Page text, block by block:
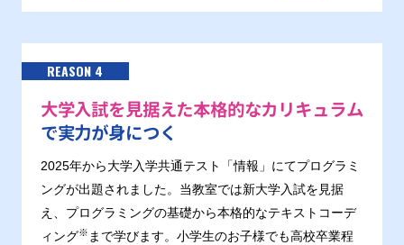
REASON 4
大学入試を見据えた本格的なカリキュラム
で実力が身につく
2025年から大学入学共通テスト「情報」にてプログラミ
ングが出題されました。当教室では新大学入試を見据
え、プログラミングの基礎から本格的なテキストコーデ
ィング※ まで学びます。小学生のお子様でも高校卒業程